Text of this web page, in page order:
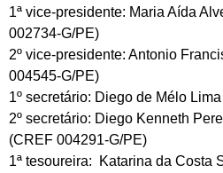
1ª vice-presidente: Maria Aída
002734-G/PE)
2º vice-presidente: Antonio
004545-G/PE)
1º secretário: Diego de Mélo
2º secretário: Diego Kenneth
(CREF 004291-G/PE)
1ª tesoureira: Katarina da Costa